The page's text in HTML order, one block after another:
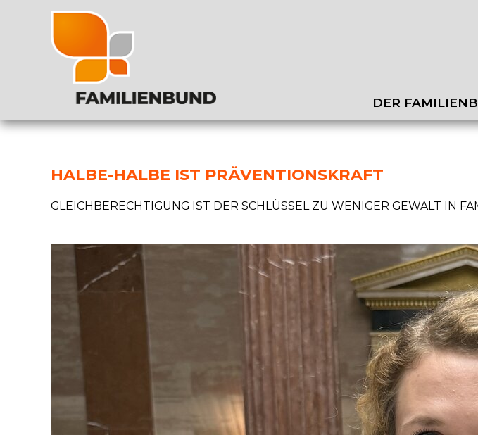
DER
DAS TEAM
LÄNDER
HALBE-HALBE IST PRÄVENTIONSKRAFT
GLEICHBERECHTIGUNG IST DER SCHLÜSSEL ZU WENIGER GEWALT IN